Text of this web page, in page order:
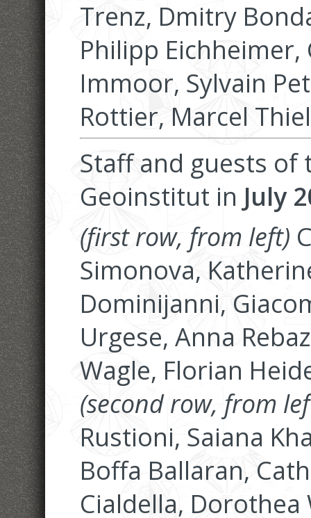
Trenz, Dmitry
Philipp Eichheimer,
Immoor, Sylvain
Rottier, Marcel
Staff and guests of
Geoinstitut in July
(first row, from left)
Simonova,
Dominijanni,
Urgese, Anna
Wagle, Florian
(second row, from
Rustioni, Saiana
Boffa Ballaran,
Cialdella, Dorothea